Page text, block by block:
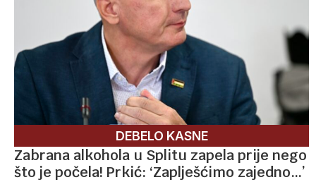
DEBELO KASNE
Zabrana alkohola u Splitu zapela prije nego
što je počela! Prkić: ‘Zaplješćimo zajedno…’